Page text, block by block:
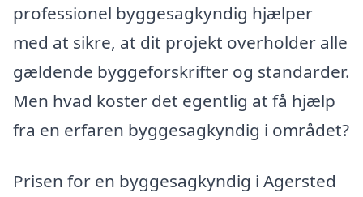
professionel byggesagkyndig hjælper
med at sikre, at dit projekt overholder alle
gældende byggeforskrifter og standarder.
Men hvad koster det egentlig at få hjælp
fra en erfaren byggesagkyndig i området?
Prisen for en byggesagkyndig i Agersted